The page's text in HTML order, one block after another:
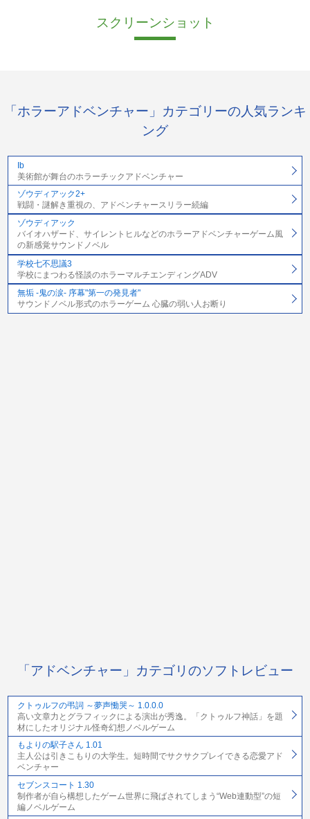
スクリーンショット
「ホラーアドベンチャー」カテゴリーの人気ランキ
ング
Ib
美術館が舞台のホラーチックアドベンチャー
ゾウディアック2+
戦闘・謎解き重視の、アドベンチャースリラー続編
ゾウディアック
バイオハザード、サイレントヒルなどのホラーアドベンチャーゲーム風
の新感覚サウンドノベル
学校七不思議3
学校にまつわる怪談のホラーマルチエンディングADV
無垢 -鬼の涙- 序幕"第一の発見者"
サウンドノベル形式のホラーゲーム 心臓の弱い人お断り
「アドベンチャー」カテゴリのソフトレビュー
クトゥルフの弔詞 ～夢声慟哭～ 1.0.0.0
高い文章力とグラフィックによる演出が秀逸。「クトゥルフ神話」を題
材にしたオリジナル怪奇幻想ノベルゲーム
もよりの駅子さん 1.01
主人公は引きこもりの大学生。短時間でサクサクプレイできる恋愛アド
ベンチャー
セブンスコート 1.30
制作者が自ら構想したゲーム世界に飛ばされてしまう“Web連動型”の短
編ノベルゲーム